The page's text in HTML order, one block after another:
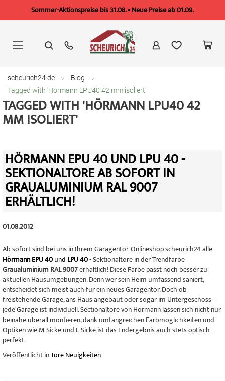
Sommer-Aktionspreise bis 31.08. • Neue Preise ab 01.09.
springen
scheurich24.de
Blog
Tagged with 'Hörmann LPU40 42 mm isoliert'
TAGGED WITH 'HÖRMANN LPU40 42
MM ISOLIERT'
HÖRMANN EPU 40 UND LPU 40 -
SEKTIONALTORE AB SOFORT IN
GRAUALUMINIUM RAL 9007
ERHÄLTLICH!
01.08.2012
Ab sofort sind bei uns in Ihrem Garagentor-Onlineshop scheurich24 alle
Hörmann EPU 40und LPU 40- Sektionaltore in der Trendfarbe
Graualuminium RAL 9007erhältlich! Diese Farbe passt noch besser zu
aktuellen Hausumgebungen. Denn wer sein Heim umfassend saniert,
entscheidet sich meist auch für ein neues Garagentor. Doch ob
freistehende Garage, ans Haus angebaut oder sogar im Untergeschoss –
jede Garage ist individuell. Sectionaltore von Hörmann lassen sich nicht nur
beinahe überall montieren, dank umfangreichen Farbmöglichkeiten und
Optiken wie M-Sicke und L-Sicke ist das Endergebnis auch stets optisch
perfekt.
Veröffentlicht inTore Neuigkeiten